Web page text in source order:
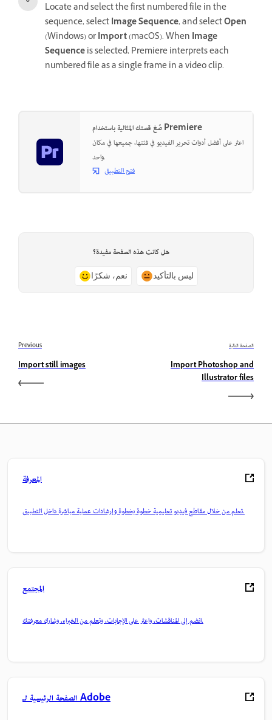
Locate and select the first numbered file in the
sequence, selectImage Sequence, and selectOpen
(Windows) orImport(macOS). When Image
Sequenceis selected, Premiere interprets each
numbered file as a single frame in a video clip.
صُغ قصتك المثالية باستخدام Premiere
اعثر على أفضل أدوات تحرير الفيديو في فئتها، جميعها في مكان
واحد.
فتح التطبيق
هل كانت هذه الصفحة مفيدة؟
نعم، شكرًا ليس بالتأكيد
Previous
Import still images
الصفحة التالية
Import Photoshop and
Illustrator files
المعرفة
تعلم من خلال مقاطع فيديو تعليمية خطوة بخطوة وإرشادات عملية مباشرة داخل التطبيق.
المجتمع
انضم إلى المناقشات، واعثر على الإجابات، وتعلم من الخبراء، وشارك معرفتك.
الصفحة الرئيسية لـ Adobe